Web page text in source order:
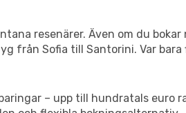
resenärer. Även om du
från Sofia till Santorini. Var
– upp till hundratals euro